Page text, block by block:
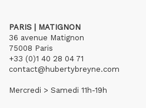
PARIS | MATIGNON
36 avenue Matignon
75008 Paris
+33 (0)1 40 28 04 71
contact@hubertybreyne.com
Mercredi > Samedi 11h-19h